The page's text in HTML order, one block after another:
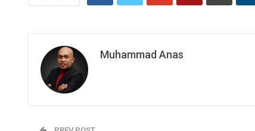
Muhammad Anas